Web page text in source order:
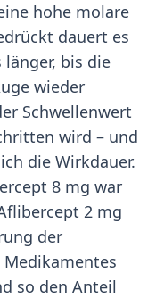
hohe molare
dauert es
bis die
wieder
Schwellenwert
wird – und
die Wirkdauer.
8 mg war
2 mg
der
so den Anteil